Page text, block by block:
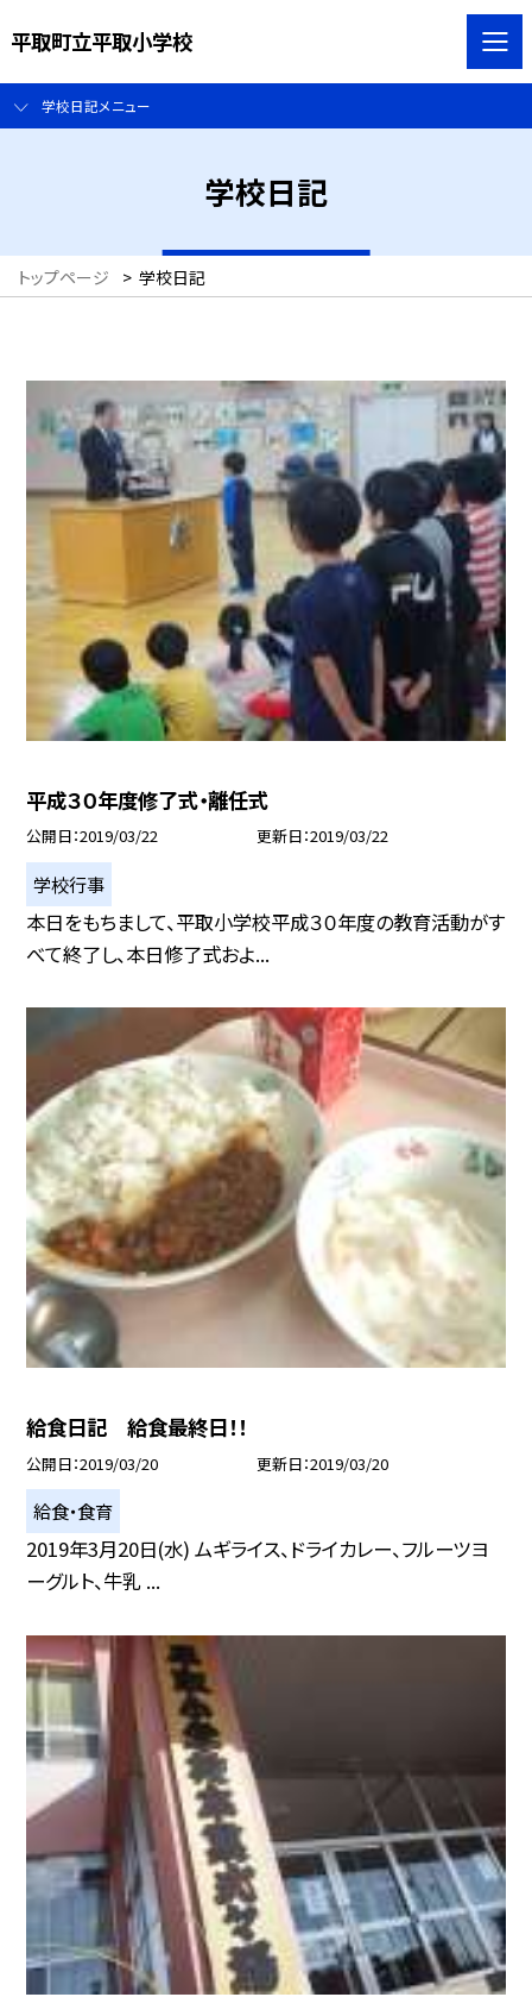
平取町立平取小学校
学校日記メニュー
学校日記
トップページ > 学校日記
平成３０年度修了式・離任式
公開日 2019/03/22 更新日 2019/03/22
学校行事
本日をもちまして、平取小学校平成３０年度の教育活動がす
べて終了し、本日修了式およ...
給食日記 給食最終日！！
公開日 2019/03/20 更新日 2019/03/20
給食・食育
2019年3月20日(水) ムギライス、ドライカレー、フルーツヨ
ーグルト、牛乳 ...